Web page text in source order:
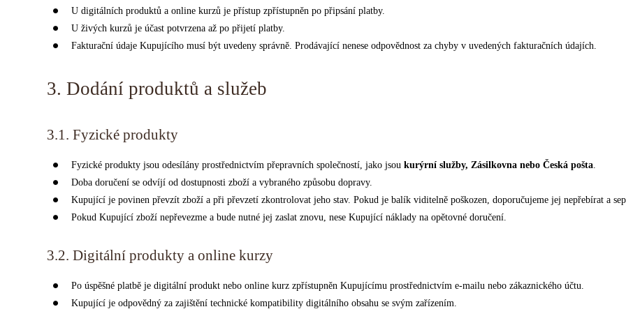
U digitálních produktů a online kurzů je přístup zpřístupněn po připsání platby.
U živých kurzů je účast potvrzena až po přijetí platby.
Fakturační údaje Kupujícího musí být uvedeny správně. Prodávající nenese odpovědnost za chyby v uvedených fakturačních údajích.
3. Dodání produktů a služeb
3.1. Fyzické produkty
Fyzické produkty jsou odesílány prostřednictvím přepravních společností, jako jsoukurýrní služby, Zásilkovna nebo Česká pošta.
Doba doručení se odvíjí od dostupnosti zboží a vybraného způsobu dopravy.
Kupující je povinen převzít zboží a při převzetí zkontrolovat jeho stav. Pokud je balík viditelně poškozen, doporučujeme jej nepřebírat a
Pokud Kupující zboží nepřevezme a bude nutné jej zaslat znovu, nese Kupující náklady na opětovné doručení.
3.2. Digitální produkty a online kurzy
Po úspěšné platbě je digitální produkt nebo online kurz zpřístupněn Kupujícímu prostřednictvím e-mailu nebo zákaznického účtu.
Kupující je odpovědný za zajištění technické kompatibility digitálního obsahu se svým zařízením.